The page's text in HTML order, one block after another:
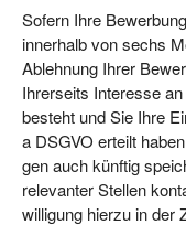
Sofern Ihre
inner­halb von sechs
Ableh­nung Ihrer
Ihrer­seits Inter­es­se
besteht und Sie Ihre
a DSGVO erteilt
gen auch künf­tig
rele­van­ter Stel­len
wil­li­gung hier­zu in der